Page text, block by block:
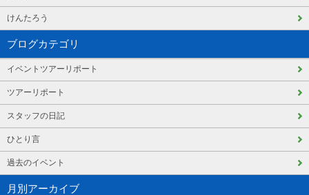
けんたろう
ブログカテゴリ
イベントツアーリポート
ツアーリポート
スタッフの日記
ひとり言
過去のイベント
月別アーカイブ